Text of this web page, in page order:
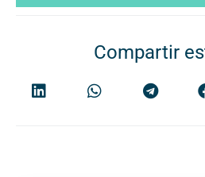
Compartir